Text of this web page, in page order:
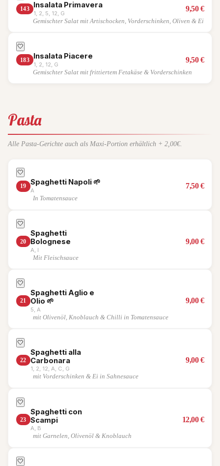
143 Insalata Primavera
1, 2, 5, 12, G
9,50€
Gemischter Salat mit Artischocken, Vorderschinken, Oliven & Ei
🤍
183 Insalata Piacere
1, 2, 12, G
9,50€
Gemischter Salat mit frittiertem Fetakäse & Vorderschinken
Pasta
Alle Pasta-Gerichte auch als Maxi-Portion erhältlich + 2,00€.
🤍
19 Spaghetti Napoli 🌱
A
7,50€
In Tomatensauce
🤍
20
Spaghetti
Bolognese
A, I
9,00€
Mit Fleischsauce
🤍
21
Spaghetti Aglio e
Olio 🌱
5, A
9,00€
mit Olivenöl, Knoblauch & Chilli in Tomatensauce
🤍
22
Spaghetti alla
Carbonara
1, 2, 12, A, C, G
9,00€
mit Vorderschinken & Ei in Sahnesauce
🤍
23
Spaghetti con
Scampi
A, B
12,00€
mit Garnelen, Olivenöl & Knoblauch
🤍